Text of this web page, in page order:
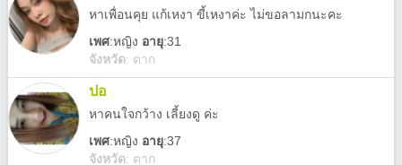
หาเพื่อนคุย แก้เหงา ขี้เหงาค่ะ ไม่ขอลามกนะคะ
เพศ:หญิง อายุ:31
จังหวัด: ตาก
ปอ
หาคนใจกว้าง เลี้ยงดู ค่ะ
เพศ:หญิง อายุ:37
จังหวัด: ตาก